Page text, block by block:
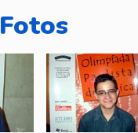
Fotos